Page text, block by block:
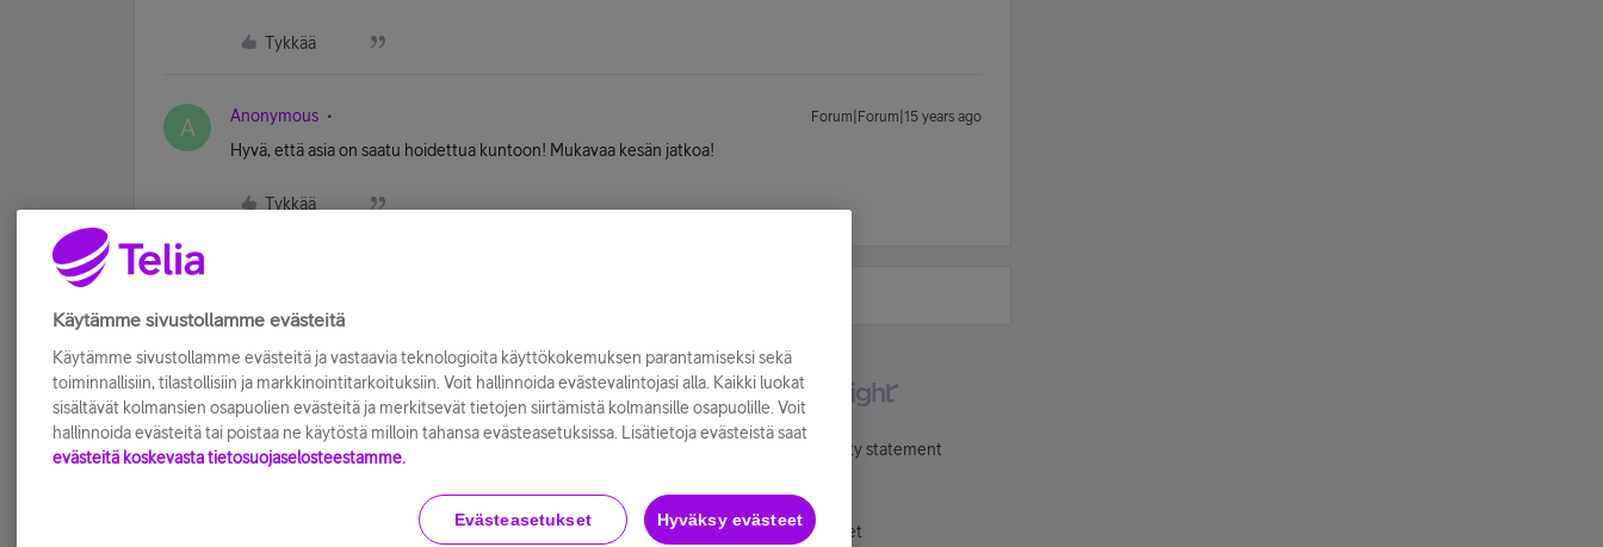
Tykkää
A Anonymous Forum|Forum|15 years ago
Hyvä, että asia on saatu hoidettua kuntoon! Mukavaa kesän jatkoa!
Tykkää
Accessibility statement
Evästeasetukset
Käytämme sivustollamme evästeitä
Käytämme sivustollamme evästeitä ja vastaavia teknologioita käyttökokemuksen parantamiseksi sekä
toiminnallisiin, tilastollisiin ja markkinointitarkoituksiin. Voit hallinnoida evästevalintojasi alla. Kaikki luokat
sisältävät kolmansien osapuolien evästeitä ja merkitsevät tietojen siirtämistä kolmansille osapuolille. Voit
hallinnoida evästeitä tai poistaa ne käytöstä milloin tahansa evästeasetuksissa. Lisätietoja evästeistä saat
evästeitä koskevasta tietosuojaselosteestamme.
Evästeasetukset Hyväksy evästeet